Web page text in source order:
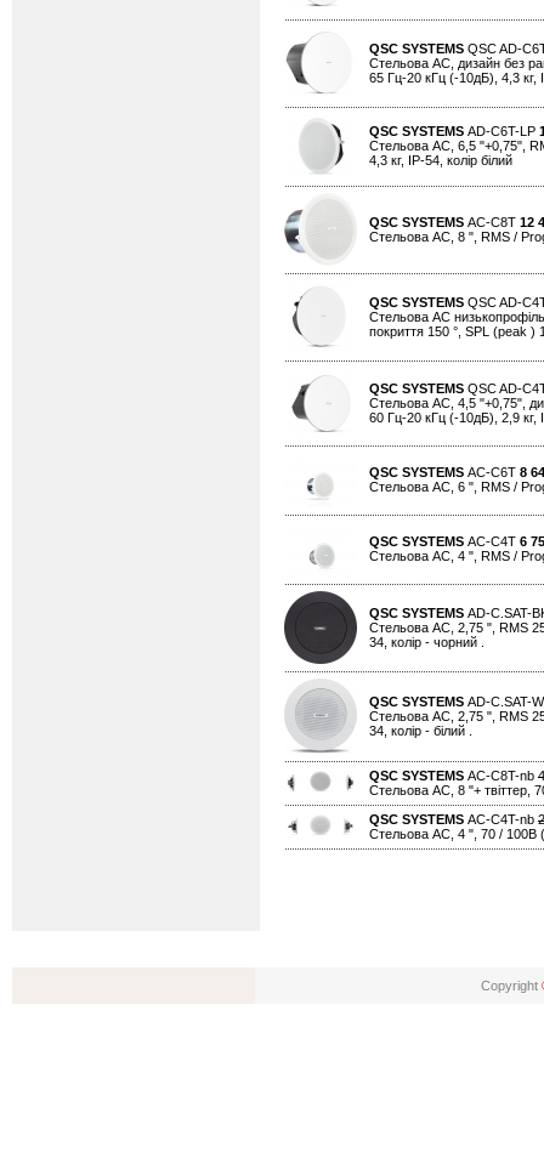
QSC SYSTEMS QSC AD-
Стельова АС, дизайн без
65 Гц-20 кГц (-10дБ), 4,3 кг,
QSC SYSTEMS AD-C6T-LP
Стельова АС, 6,5 "+0,75",
4,3 кг, IP-54, колір білий
QSC SYSTEMS AC-C8T 12
Стельова АС, 8 ", RMS /
QSC SYSTEMS QSC AD-
Стельова АС
покриття 150 °, SPL (peak )
QSC SYSTEMS QSC AD-
Стельова АС, 4,5 "+0,75",
60 Гц-20 кГц (-10дБ), 2,9 кг,
QSC SYSTEMS AC-C6T 8
Стельова АС, 6 ", RMS /
QSC SYSTEMS AC-C4T 6
Стельова АС, 4 ", RMS /
QSC SYSTEMS AD-C.SAT-
Стельова АС, 2,75 ", RMS
34, колір - чорний .
QSC SYSTEMS AD-C.SAT-
Стельова АС, 2,75 ", RMS
34, колір - білий .
QSC SYSTEMS AC-C8T-nb
Стельова АС, 8 "+ твіттер,
QSC SYSTEMS AC-C4T-nb
Стельова АС, 4 ", 70 / 100В
Copyright